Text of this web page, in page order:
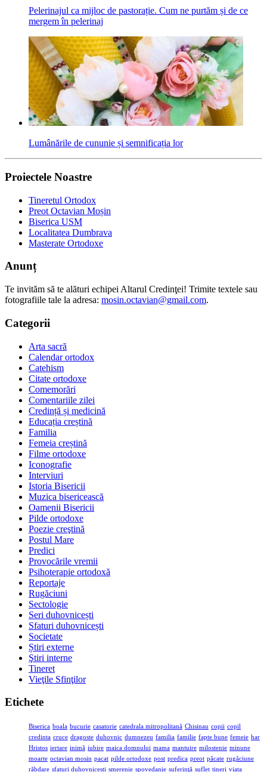
Pelerinajul ca mijloc de pastorație. Cum ne purtăm și de ce
mergem în pelerinaj
Lumânările de cununie și semnificația lor
Proiectele Noastre
Tineretul Ortodox
Preot Octavian Moșin
Biserica USM
Localitatea Dumbrava
Masterate Ortodoxe
Anunț
Te invităm să te alături echipei Altarul Credinţei! Trimite textele sau
fotografiile tale la adresa: mosin.octavian@gmail.com.
Categorii
Arta sacră
Calendar ortodox
Catehism
Citate ortodoxe
Comemorări
Comentariile zilei
Credință și medicină
Educația creștină
Familia
Femeia creștină
Filme ortodoxe
Iconografie
Interviuri
Istoria Bisericii
Muzica bisericească
Oamenii Bisericii
Pilde ortodoxe
Poezie creştină
Postul Mare
Predici
Provocările vremii
Psihoterapie ortodoxă
Reportaje
Rugăciuni
Sectologie
Seri duhovnicești
Sfaturi duhovnicești
Societate
Știri externe
Ştiri interne
Tineret
Vieţile Sfinţilor
Etichete
Biserica boala bucurie casatorie catedrala mitropolitană Chisinau copii copil
credinta cruce dragoste duhovnic dumnezeu familia familie fapte bune femeie har
Hristos iertare inimă iubire maica domnului mama mantuire milostenie minune
moarte octavian mosin pacat pilde ortodoxe post predica preot păcate rugăciune
răbdare sfaturi duhovnicești smerenie spovedanie suferinţă suflet tineri viata